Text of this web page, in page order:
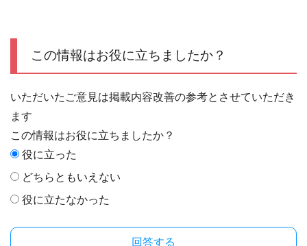
この情報はお役に立ちましたか？
いただいたご意見は掲載内容改善の参考とさせていただき
ます
この情報はお役に立ちましたか？
役に立った
どちらともいえない
役に立たなかった